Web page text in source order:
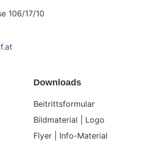
Downloads
Beitrittsformular
Bildmaterial | Logo
Flyer | Info-Material
106/17/10